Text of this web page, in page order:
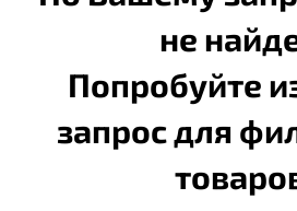
не
Попробуйте
запрос для